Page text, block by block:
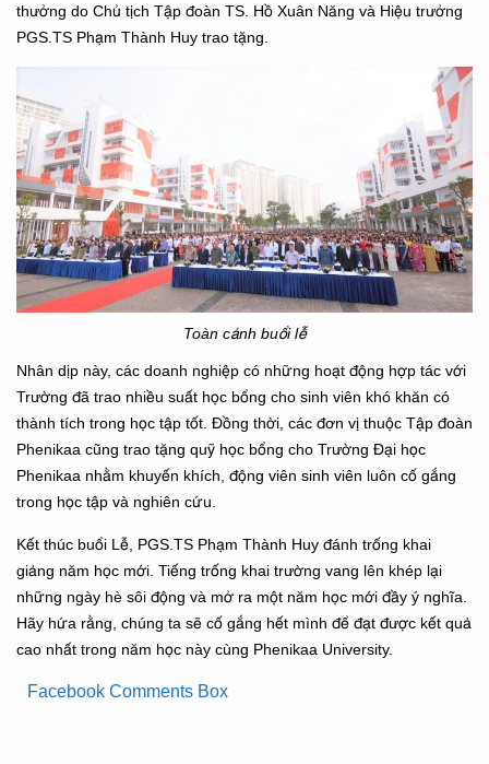
thưởng do Chủ tịch Tập đoàn TS. Hồ Xuân Năng và Hiệu trưởng
PGS.TS Phạm Thành Huy trao tặng.
Toàn cảnh buổi lễ
Nhân dịp này, các doanh nghiệp có những hoạt động hợp tác với
Trường đã trao nhiều suất học bổng cho sinh viên khó khăn có
thành tích trong học tập tốt. Đồng thời, các đơn vị thuộc Tập đoàn
Phenikaa cũng trao tặng quỹ học bổng cho Trường Đại học
Phenikaa nhằm khuyến khích, động viên sinh viên luôn cố gắng
trong học tập và nghiên cứu.
Kết thúc buổi Lễ, PGS.TS Phạm Thành Huy đánh trống khai
giảng năm học mới. Tiếng trống khai trường vang lên khép lại
những ngày hè sôi động và mở ra một năm học mới đầy ý nghĩa.
Hãy hứa rằng, chúng ta sẽ cố gắng hết mình để đạt được kết quả
cao nhất trong năm học này cùng Phenikaa University.
Facebook Comments Box